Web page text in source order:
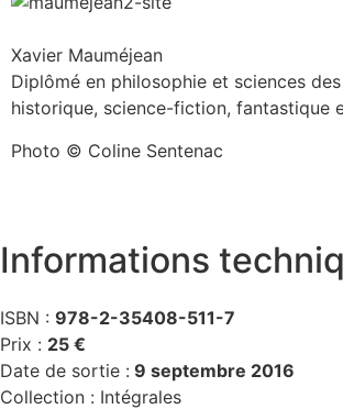
Xavier Mauméjean
Diplômé en philosophie et sciences
historique, science-fiction, fantastique
Photo © Coline Sentenac
Informations
ISBN : 978-2-35408-511-7
Prix : 25 €
Date de sortie : 9 septembre 2016
Collection : Intégrales